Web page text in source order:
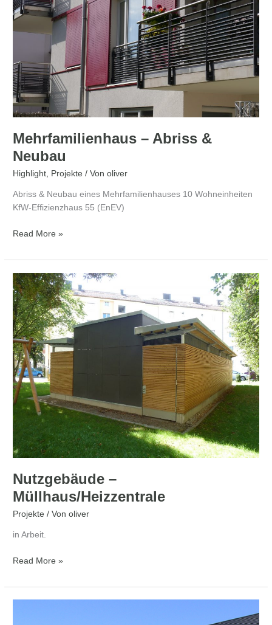
Mehrfamilienhaus – Abriss &
Neubau
Highlight, Projekte / Vonoliver
Abriss & Neubau eines Mehrfamilienhauses 10 Wohneinheiten
KfW-Effizienzhaus 55 (EnEV)
Abriss
Read More »
Nutzgebäude –
Müllhaus/Heizzentrale
Projekte / Vonoliver
in Arbeit.
Nutzgebäude
–
Müllhaus/Heizzentrale
Read More »